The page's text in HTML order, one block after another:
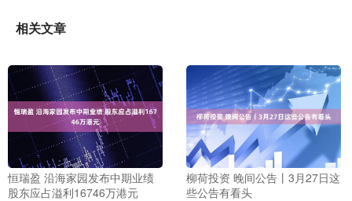
相关文章
恒瑞盈 沿海家园发布中期业绩
股东应占溢利16746万港元
柳荷投资 晚间公告丨3月27日这
些公告有看头